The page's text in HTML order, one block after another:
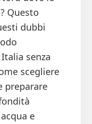
Questo
dubbi
senza
scegliere
preparare
e